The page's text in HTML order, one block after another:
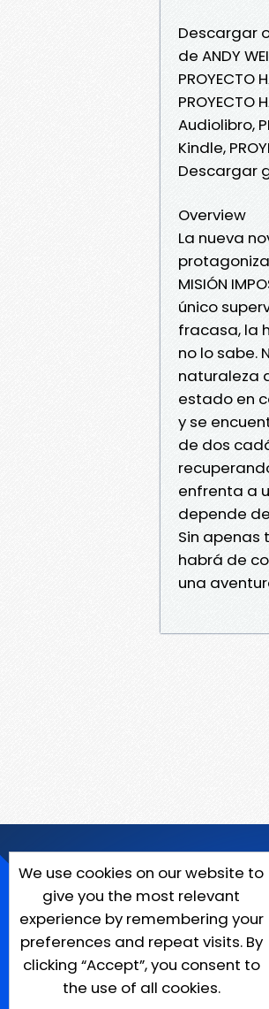
Descargar o
de ANDY
PROYECTO
PROYECTO
Audiolibro,
Kindle,
Descargar
Overview
La nueva
MISIÓN
único
fracasa, la
no lo sabe.
naturaleza
estado en
y se
de dos
enfrenta a
depende
Sin apenas
habrá de
una
We use cookies on our website to
give you the most relevant
experience by remembering your
preferences and repeat visits. By
clicking “Accept”, you consent to
the use of all cookies.